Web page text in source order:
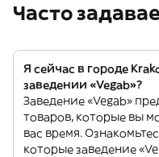
Часто
Я сейчас в городе
заведении «Vegab»?
Заведение «Vegab»
товаров, которые вы
вас время.
которые заведение